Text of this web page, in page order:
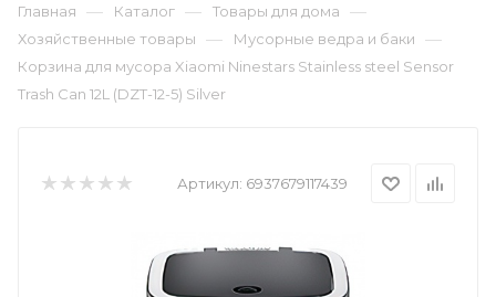
Главная — Каталог — Товары для дома —
Хозяйственные товары — Мусорные ведра и баки —
Корзина для мусора Xiaomi Ninestars Stainless steel Sensor
Trash Can 12L (DZT-12-5) Silver
Артикул: 6937679117439